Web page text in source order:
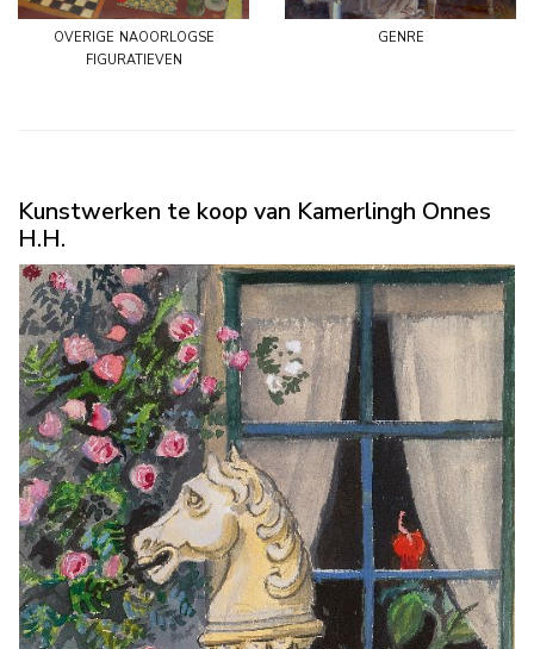
overige naoorlogse
figuratieven
genre
Kunstwerken te koop van Kamerlingh Onnes
H.H.